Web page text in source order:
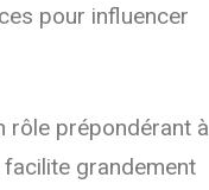
pour influencer
rôle prépondérant à
grandement